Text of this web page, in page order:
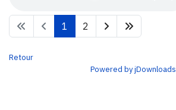
1 2
Retour
Powered by jDownloads